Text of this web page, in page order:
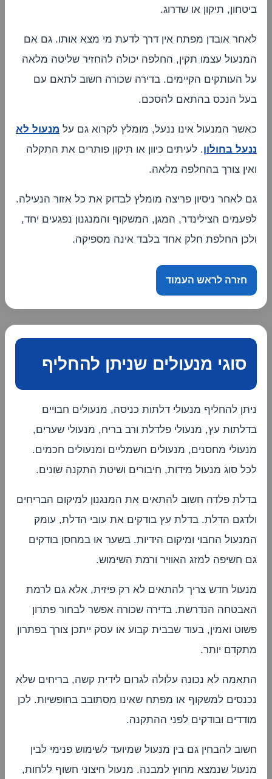
ביטחון, תיקון או שדרוג.
לאחר אובדן מפתח אין דרך לדעת מי מצא אותו. גם אם
המנעול עצמו תקין, החלפה יכולה להחזיר שליטה מלאה
על העותקים הקיימים. בדירה שכורה חשוב לתאם עם
בעל הנכס בהתאם להסכם.
כאשר המנעול אינו ננעל, מומלץ לקרוא גם על מנעול לא
ננעל בחולון. לעיתים כיוון או תיקון פותרים את התקלה
ואין צורך בהחלפה מלאה.
גם לאחר ניסיון פריצה מומלץ לבדוק את כל אזור הנעילה.
לפעמים הצילינדר, המגן, המשקוף והמנגנון נפגעים יחד,
ולכן החלפת חלק אחד בלבד אינה מספיקה.
חזרה לראש העמוד
סוגי מנעולים שניתן להחליף
ניתן להחליף מנעולי דלתות כניסה, מנעולים חבויים
בדלתות עץ, מנעולי פלדלת ורב בריח, מנעולי שערים,
מנעולי מחסנים, מנעולים חשמליים ומנעולים חכמים.
לכל סוג מנעול מידות, חיבורים ושיטת התקנה שונים.
בדלת פלדה חשוב להתאים את המנגנון למיקום הבריחים
ולדגם הדלת. בדלת עץ בודקים את עובי הדלת, עומק
המנעול החבוי ומיקום הידיות. בשער או במחסן בודקים
גם חשיפה למזג האוויר ורמת השימוש.
מנעול חדש צריך להתאים לא רק פיזית, אלא גם לרמת
האבטחה הנדרשת. בדירה שכורה אפשר לבחור פתרון
פשוט ואמין, בעוד שבבית קבוע או עסק ייתכן צורך בפתרון
מתקדם יותר.
התאמה לא נכונה עלולה לגרום לידית קשה, בריחים שלא
נכנסים למשקוף או מפתח שאינו מסתובב בחופשיות. לכן
מודדים ובודקים לפני ההתקנה.
חשוב להבחין גם בין מנעול שמיועד לשימוש פנימי לבין
מנעול שנמצא מחוץ למבנה. מנעול חיצוני חשוף ללחות,